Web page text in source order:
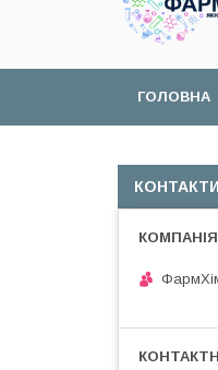
ГОЛОВНА
КОНТАКТИ